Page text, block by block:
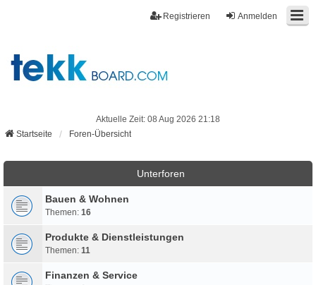
Anmelden
Registrieren
Aktuelle Zeit: 08 Aug 2026 21:18
Startseite
Foren-Übersicht
Unterforen
Bauen & Wohnen
Themen: 16
Produkte & Dienstleistungen
Themen: 11
Finanzen & Service